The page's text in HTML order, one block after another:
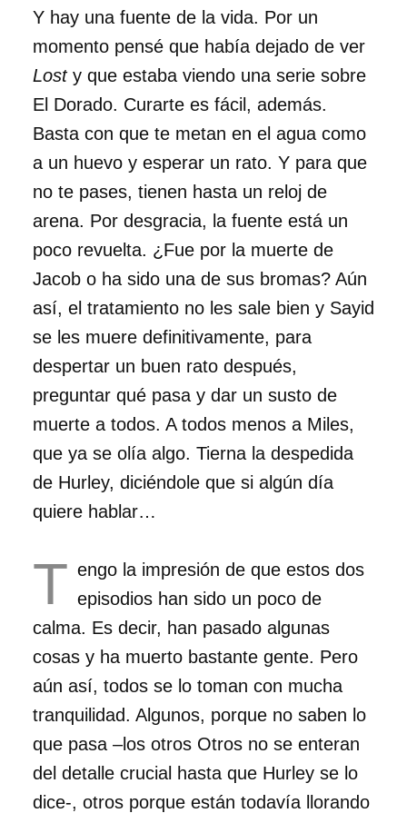
Y hay una fuente de la vida. Por un
momento pensé que había dejado de ver
Losty que estaba viendo una serie sobre
El Dorado. Curarte es fácil, además.
Basta con que te metan en el agua como
a un huevo y esperar un rato. Y para que
no te pases, tienen hasta un reloj de
arena. Por desgracia, la fuente está un
poco revuelta. ¿Fue por la muerte de
Jacob o ha sido una de sus bromas? Aún
así, el tratamiento no les sale bien y Sayid
se les muere definitivamente, para
despertar un buen rato después,
preguntar qué pasa y dar un susto de
muerte a todos. A todos menos a Miles,
que ya se olía algo. Tierna la despedida
de Hurley, diciéndole que si algún día
quiere hablar…
T engo la impresión de que estos dos
episodios han sido un poco de
calma. Es decir, han pasado algunas
cosas y ha muerto bastante gente. Pero
aún así, todos se lo toman con mucha
tranquilidad. Algunos, porque no saben lo
que pasa –los otros Otros no se enteran
del detalle crucial hasta que Hurley se lo
dice-, otros porque están todavía llorando